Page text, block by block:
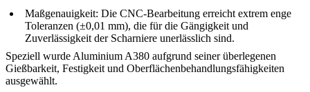
Maßgenauigkeit: Die CNC-Bearbeitung erreicht extrem enge
Toleranzen (±0,01 mm), die für die Gängigkeit und
Zuverlässigkeit der Scharniere unerlässlich sind.
Speziell wurde Aluminium A380 aufgrund seiner überlegenen
Gießbarkeit, Festigkeit und Oberflächenbehandlungsfähigkeiten
ausgewählt.